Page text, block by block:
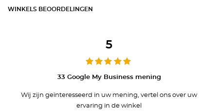
WINKELS BEOORDELINGEN
5
33 Google My Business mening
Wij zijn geïnteresseerd in uw mening, vertel ons over uw
ervaring in de winkel